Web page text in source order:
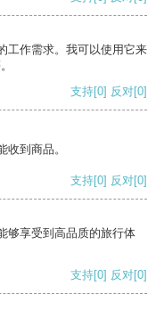
工作需求。我可以使用它来
支持[0] 反对[0]
到商品。
支持[0] 反对[0]
够享受到高品质的旅行体
支持[0] 反对[0]